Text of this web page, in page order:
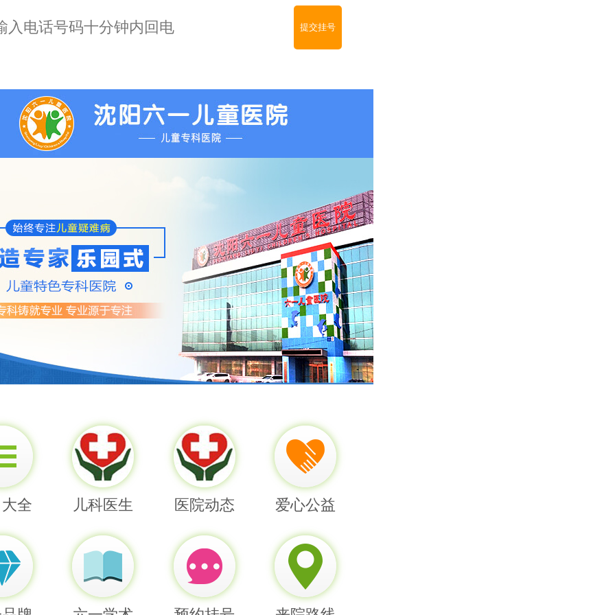
全 儿科医生 医院动态 爱心公益